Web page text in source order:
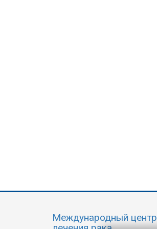
Международный центр